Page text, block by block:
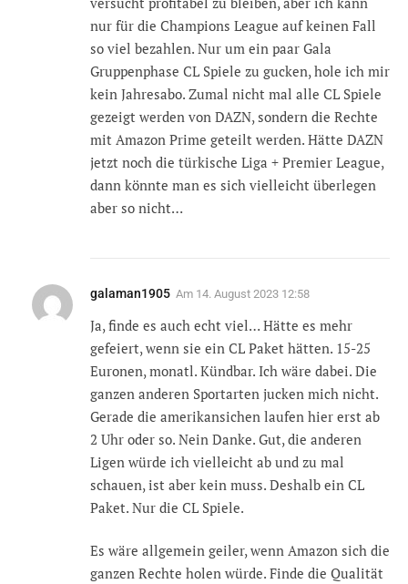
nur für die Champions League auf keinen Fall
so viel bezahlen. Nur um ein paar Gala
Gruppenphase CL Spiele zu gucken, hole ich mir
kein Jahresabo. Zumal nicht mal alle CL Spiele
gezeigt werden von DAZN, sondern die Rechte
mit Amazon Prime geteilt werden. Hätte DAZN
jetzt noch die türkische Liga + Premier League,
dann könnte man es sich vielleicht überlegen
aber so nicht…
galaman1905 Am 14. August 2023 12:58
Ja, finde es auch echt viel… Hätte es mehr
gefeiert, wenn sie ein CL Paket hätten. 15-25
Euronen, monatl. Kündbar. Ich wäre dabei. Die
ganzen anderen Sportarten jucken mich nicht.
Gerade die amerikansichen laufen hier erst ab
2 Uhr oder so. Nein Danke. Gut, die anderen
Ligen würde ich vielleicht ab und zu mal
schauen, ist aber kein muss. Deshalb ein CL
Paket. Nur die CL Spiele.
Es wäre allgemein geiler, wenn Amazon sich die
ganzen Rechte holen würde. Finde die Qualität